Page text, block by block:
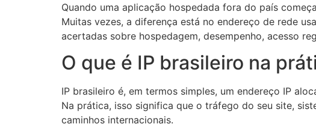
Quando uma aplicação hospedada fora do país
Muitas vezes, a diferença está no endereço de rede
acertadas sobre hospedagem, desempenho, acesso
O que é IP brasileiro na
IP brasileiro é, em termos simples, um endereço IP
Na prática, isso significa que o tráfego do seu site,
caminhos internacionais.